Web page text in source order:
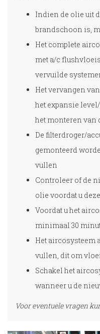
Indien de olie uit
brandschoon is,
Het complete
met a/c
vervuilde
Het vervangen
het expansie
het monteren van
De filterdroger/
gemonteerd
vullen
Controleer of de
olie voordat u
Voordat u het
minimaal 30
Het aircosysteem
vullen, dit om
Schakel het
wanneer u de
Voor eventuele vragen